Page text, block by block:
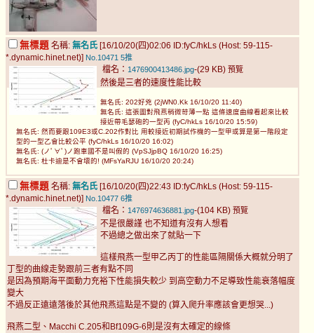
無標題 名稱: 無名氏 [16/10/20(四)02:06 ID:fyC/hkLs (Host: 59-115-
*.dynamic.hinet.net)] No.10471 5推
檔名： 1476900413486.jpg-(29 KB) 預覽
然後是三者的速度性能比較
無名氏: 202好兇 (2jWN0.Kk 16/10/20 11:40)
無名氏: 這張圖對飛燕稍微苛薄一點 這條速度曲線看起來比較
接近帶毛瑟砲的一型丙 (fyC/hkLs 16/10/20 15:59)
無名氏: 然而要跟109E3或C.202作對比 用較接近初期試作機的一型甲或算是第一階段定
型的一型乙會比較公平 (fyC/hkLs 16/10/20 16:02)
無名氏: (ノﾟ∀ﾟ)ノ跑車國不是叫假的 (VpSJjpBQ 16/10/20 16:25)
無名氏: 杜卡迪是不會壞的! (MFsYaRJU 16/10/20 20:24)
無標題 名稱: 無名氏 [16/10/20(四)22:43 ID:fyC/hkLs (Host: 59-115-
*.dynamic.hinet.net)] No.10477 6推
檔名： 1476974636881.jpg-(104 KB) 預覽
不是很嚴謹 也不知道有沒有人想看
不過總之做出來了就貼一下
這樣飛燕一型甲乙丙丁的性能區隔關係大概就分明了
丁型的曲線走勢跟前三者有點不同
是因為預期海平面動力充裕下性能損失較少 到高空動力不足導致性能衰落幅度
變大
不過反正遠遠落後於其他飛燕這點是不變的 (算入爬升率應該會更想哭...)
飛燕二型、Macchi C.205和Bf109G-6則是沒有太確定的線條